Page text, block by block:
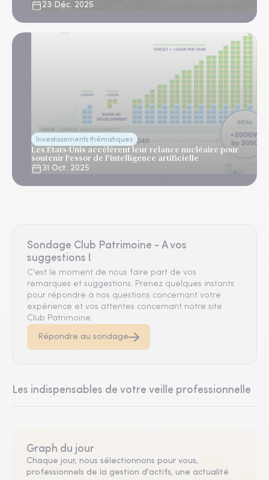
23 Déc. 2025
Investissements thématiques
Les États-Unis accélèrent leur relance nucléaire pour
soutenir l’essor de l’intelligence artificielle
31 Oct. 2025
Sondage Club Patrimoine - A vos
suggestions !
C'est le moment de nous faire part de vos
remarques et suggestions. Prenez quelques instants
pour répondre à nos questions concernant votre
expérience et vos attentes concernant notre site
Club Patrimoine.
Répondre au sondage
Les indispensables de votre veille professionnelle
Graph du jour
Chaque jour, nous sélectionnons pour vous,
professionnels de la gestion d'actifs, une actualité